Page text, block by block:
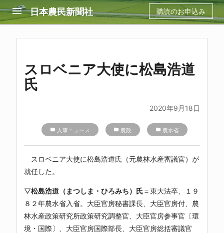
menu 日本農民新聞社 購読のお申込み
スロベニア大使に松島浩道
氏
2020年9月18日
folder 人事ニュース folder 農政 folder 農水省
スロベニア大使に松島浩道氏（元農林水産審議官）が
就任した。
▽松島浩道（まつしま・ひろみち）氏＝東大法卒、１９
８２年農水省入省。大臣官房秘書課長、大臣官房付、農
林水産政策研究所政策研究調整官、大臣官房参事官〔環
境・国際〕、大臣官房国際部長、大臣官房総括審議官